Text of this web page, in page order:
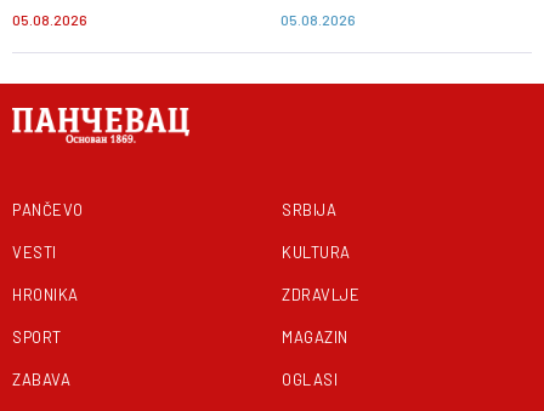
05.08.2026 05.08.2026
PANČEVO
VESTI
HRONIKA
SPORT
ZABAVA
SRBIJA
KULTURA
ZDRAVLJE
MAGAZIN
OGLASI